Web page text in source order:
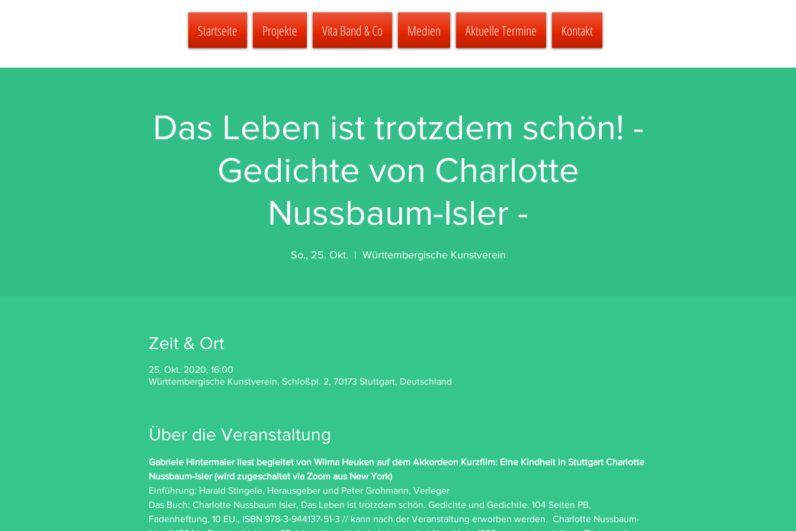
Startseite Projekte Vita Band & Co Medien Aktuelle Termine Kontakt
Das Leben ist trotzdem schön! -
Gedichte von Charlotte
Nussbaum-Isler -
So., 25. Okt.
  |
Württembergische Kunstverein
Zeit & Ort
25. Okt. 2020, 16:00
Württembergische Kunstverein, Schloßpl. 2, 70173 Stuttgart, Deutschland
Über die Veranstaltung
Gabriele Hintermaier liest begleitet von Wilma Heuken auf dem Akkordeon Kurzfilm: Eine Kindheit in Stuttgart Charlotte
Nussbaum-Isler (wird zugeschaltet via Zoom aus New York)
Einführung: Harald Stingele, Herausgeber und Peter Grohmann, Verleger
Das Buch: Charlotte Nussbaum Isler, Das Leben ist trotzdem schön. Gedichte und Gedichtle. 104 Seiten PB,
Fadenheftung, 10 EU., ISBN 978-3-944137-51-3 // kann nach der Veranstaltung erworben werden.  Charlotte Nussbaum-